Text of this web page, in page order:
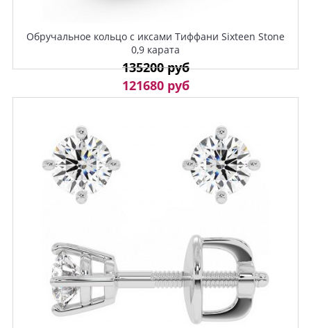
Обручальное кольцо с иксами Тиффани Sixteen Stone
0,9 карата
135200 руб
121680 руб